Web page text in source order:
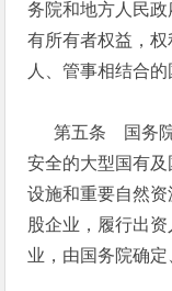
务院和地方人民
有所有者权益，
人、管事相结合的
第五条 国务院
安全的大型国有
设施和重要自然
股企业，履行出
业，由国务院确定